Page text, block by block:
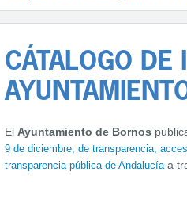
CÁTALOGO DE
El Ayuntamiento de Bornos
9 de diciembre, de transparencia,
transparencia pública de Andalucía a